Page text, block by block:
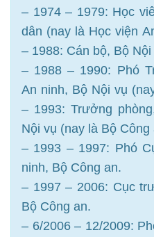
– 1974 – 1979: Học
dân (nay là Học viện
– 1988: Cán bộ, Bộ
– 1988 – 1990: Phó
An ninh, Bộ Nội vụ
– 1993: Trưởng
Nội vụ (nay là Bộ Công
– 1993 – 1997: Phó
ninh, Bộ Công an.
– 1997 – 2006: Cục
Bộ Công an.
– 6/2006 – 12/2009: